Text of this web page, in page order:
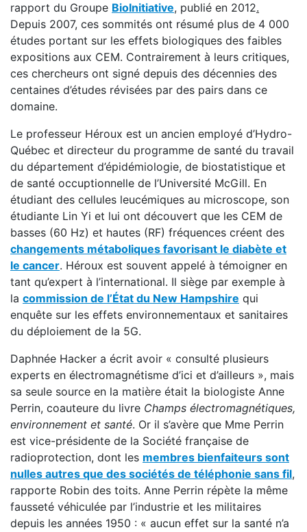
rapport du Groupe BioInitiative, publié en 2012.
Depuis 2007, ces sommités ont résumé plus de 4 000
études portant sur les effets biologiques des faibles
expositions aux CEM. Contrairement à leurs critiques,
ces chercheurs ont signé depuis des décennies des
centaines d’études révisées par des pairs dans ce
domaine.
Le professeur Héroux est un ancien employé d’Hydro-
Québec et directeur du programme de santé du travail
du département d’épidémiologie, de biostatistique et
de santé occuptionnelle de l’Université McGill. En
étudiant des cellules leucémiques au microscope, son
étudiante Lin Yi et lui ont découvert que les CEM de
basses (60 Hz) et hautes (RF) fréquences créent des
changements métaboliques favorisant le diabète et
le cancer. Héroux est souvent appelé à témoigner en
tant qu’expert à l’international. Il siège par exemple à
la commission de l’État du New Hampshire qui
enquête sur les effets environnementaux et sanitaires
du déploiement de la 5G.
Daphnée Hacker a écrit avoir « consulté plusieurs
experts en électromagnétisme d’ici et d’ailleurs », mais
sa seule source en la matière était la biologiste Anne
Perrin, coauteure du livre Champs électromagnétiques,
environnement et santé. Or il s’avère que Mme Perrin
est vice-présidente de la Société française de
radioprotection, dont les membres bienfaiteurs sont
nulles autres que des sociétés de téléphonie sans fil,
rapporte Robin des toits. Anne Perrin répète la même
fausseté véhiculée par l’industrie et les militaires
depuis les années 1950 : « aucun effet sur la santé n’a